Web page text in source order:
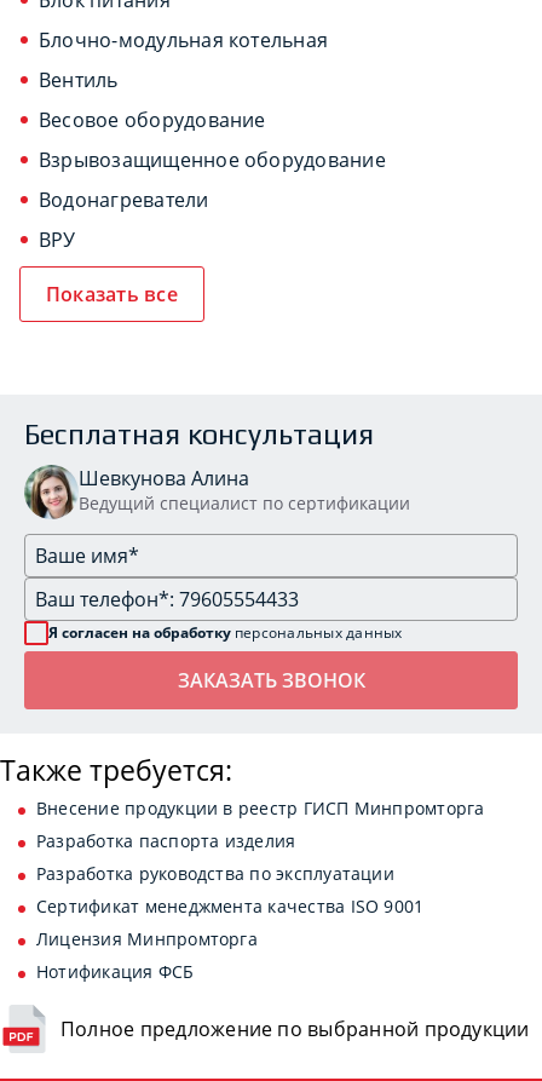
Блочно-модульная котельная
Вентиль
Весовое оборудование
Взрывозащищенное оборудование
Водонагреватели
ВРУ
Показать все
Бесплатная консультация
Шевкунова Алина
Ведущий специалист по сертификации
Я согласен на обработку персональных данных
Также требуется:
Внесение продукции в реестр ГИСП Минпромторга
Разработка паспорта изделия
Разработка руководства по эксплуатации
Сертификат менеджмента качества ISO 9001
Лицензия Минпромторга
Нотификация ФСБ
Полное предложение по выбранной продукции